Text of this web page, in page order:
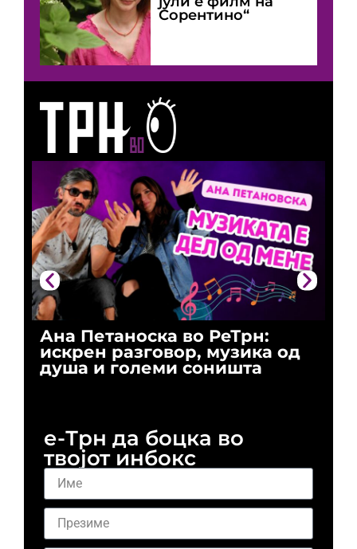
Ана Петаноска во РеТрн:
искрен разговор, музика од
душа и големи соништа
Сорентино“
е-Трн да боцка во
твојот инбокс